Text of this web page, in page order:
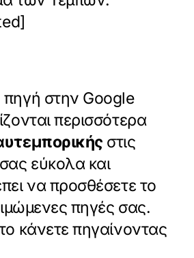
στην Google
περισσότερα
στις
εύκολα και
να προσθέσετε το
πηγές σας.
κάνετε πηγαίνοντας